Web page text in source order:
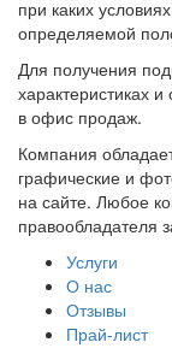
при каких
определяемой
Для получения
характеристиках
в офис продаж.
Компания
графические и
на сайте. Любое
правообладателя
Услуги
О нас
Отзывы
Прай-лист